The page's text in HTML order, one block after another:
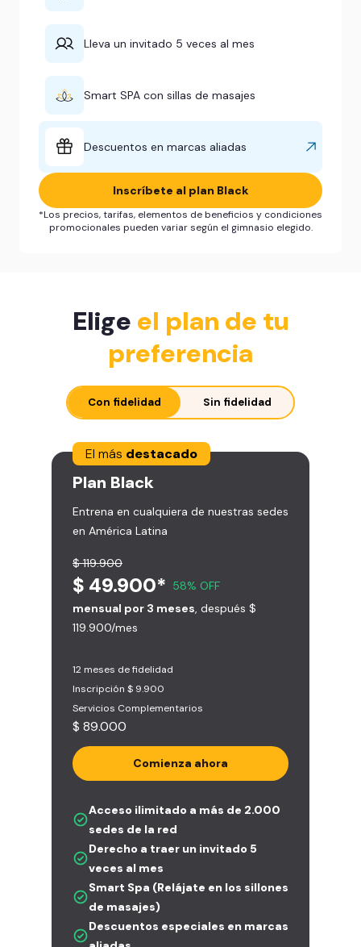
Lleva un invitado 5 veces al mes
Smart SPA con sillas de masajes
Descuentos en marcas aliadas
Inscríbete al plan Black
*Los precios, tarifas, elementos de beneficios y condiciones
promocionales pueden variar según el gimnasio elegido.
Elige el plan de tu
preferencia
Con fidelidad Sin fidelidad
El más destacado
Plan Black
Entrena en cualquiera de nuestras sedes
en América Latina
$ 119.900
$ 49.900* 58% OFF
mensual por 3 meses , después $
119.900/mes
12 meses de fidelidad
Inscripción $ 9.900
Servicios Complementarios
$ 89.000
Comienza ahora
Acceso ilimitado a más de 2.000
sedes de la red
Derecho a traer un invitado 5
veces al mes
Smart Spa (Relájate en los sillones
de masajes)
Descuentos especiales en marcas